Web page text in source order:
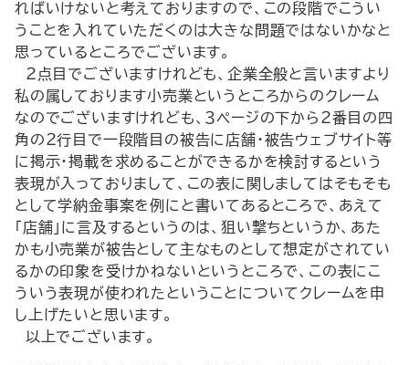
ればいけないと考えておりますので、この段階でこうい
うことを入れていただくのは大きな問題ではないかなと
思っているところでございます。
２点目でございますけれども、企業全般と言いますより
私の属しております小売業というところからのクレーム
なのでございますけれども、３ページの下から２番目の四
角の２行目で一段階目の被告に店舗・被告ウェブサイト等
に掲示・掲載を求めることができるかを検討するという
表現が入っておりまして、この表に関しましてはそもそも
として学納金事案を例にと書いてあるところで、あえて
「店舗」に言及するというのは、狙い撃ちというか、あた
かも小売業が被告として主なものとして想定がされてい
るかの印象を受けかねないというところで、この表にこ
ういう表現が使われたということについてクレームを申
し上げたいと思います。
以上でございます。